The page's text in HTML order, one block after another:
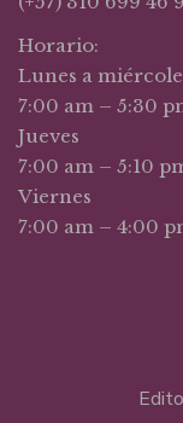
Horario:
Lunes a
7:00 am – 5:30
Jueves
7:00 am – 5:10
Viernes
7:00 am – 4:00